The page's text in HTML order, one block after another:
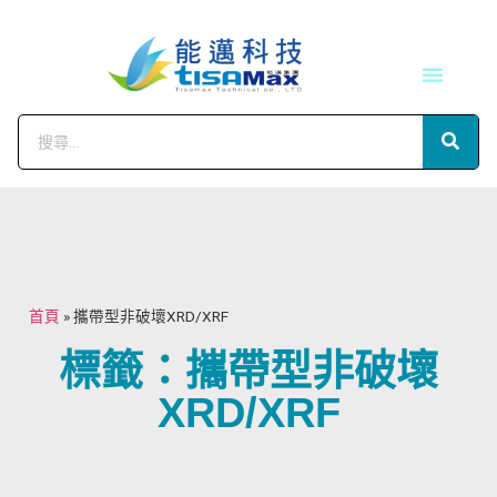
首頁 »攜帶型非破壞XRD/XRF
標籤：攜帶型非破壞
XRD/XRF